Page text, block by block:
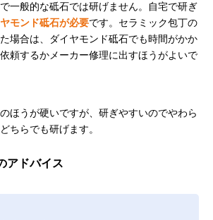
一般的な砥石では研げません。自宅で研ぎ
モンド砥石が必要です。セラミック包丁の
場合は、ダイヤモンド砥石でも時間がかか
頼するかメーカー修理に出すほうがよいで
ほうが硬いですが、研ぎやすいのでやわら
ちらでも研げます。
アドバイス